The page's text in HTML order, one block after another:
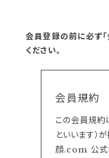
会員登録の前に必ず
ください。
会員規約
この会員規約
といいます）
顔.com 公式オ